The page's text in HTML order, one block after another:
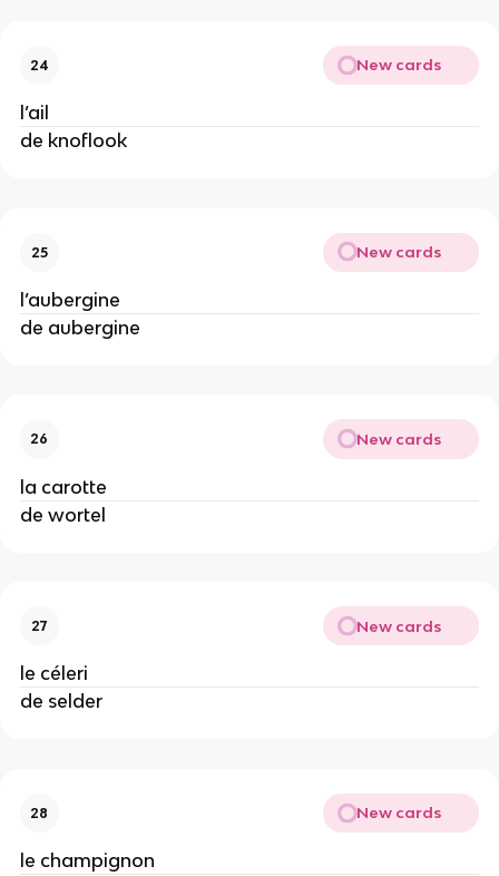
24 New cards
l’ail
de knoflook
25 New cards
l’aubergine
de aubergine
26 New cards
la carotte
de wortel
27 New cards
le céleri
de selder
28 New cards
le champignon